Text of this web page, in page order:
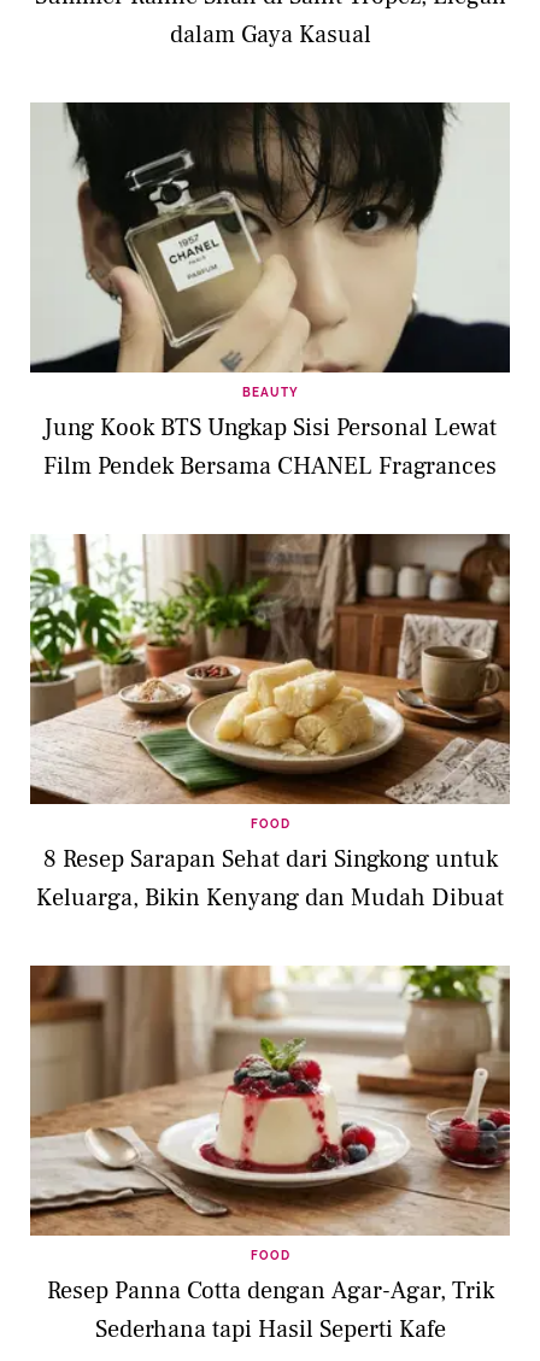
dalam Gaya Kasual
BEAUTY
Jung Kook BTS Ungkap Sisi Personal Lewat
Film Pendek Bersama CHANEL Fragrances
FOOD
8 Resep Sarapan Sehat dari Singkong untuk
Keluarga, Bikin Kenyang dan Mudah Dibuat
FOOD
Resep Panna Cotta dengan Agar-Agar, Trik
Sederhana tapi Hasil Seperti Kafe